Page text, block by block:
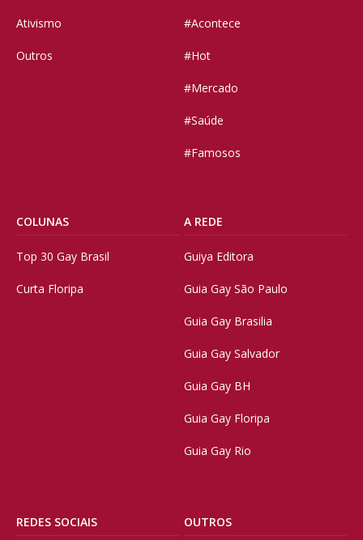
Ativismo
Outros
#Acontece
#Hot
#Mercado
#Saúde
#Famosos
COLUNAS
Top 30 Gay Brasil
Curta Floripa
A REDE
Guiya Editora
Guia Gay São Paulo
Guia Gay Brasilia
Guia Gay Salvador
Guia Gay BH
Guia Gay Floripa
Guia Gay Rio
REDES SOCIAIS OUTROS